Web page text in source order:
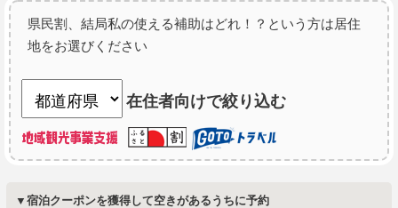
県民割、結局私の使える補助はどれ！？という方は居住
地をお選びください
在住者向けで絞り込む
▼宿泊クーポンを獲得して空きがあるうちに予約